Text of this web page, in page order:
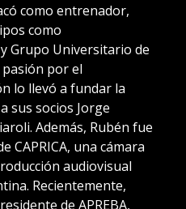
como entrenador,
como
Grupo Universitario de
por el
lo llevó a fundar la
sus socios Jorge
Además, Rubén fue
CAPRICA, una cámara
audiovisual
Recientemente,
de APREBA,